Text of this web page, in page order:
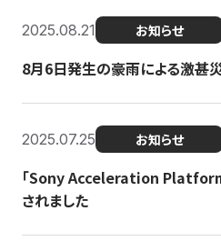
2025.08.21 お知らせ
8月6日発生の豪雨による激甚
2025.07.25 お知らせ
「Sony Acceleration
されました